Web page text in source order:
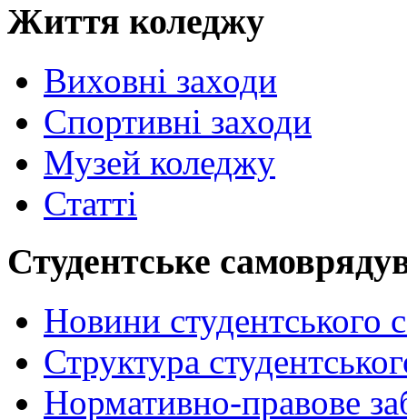
Життя коледжу
Виховні заходи
Спортивні заходи
Музей коледжу
Статті
Студентське
Новини студентського
Структура
Нормативно-правове